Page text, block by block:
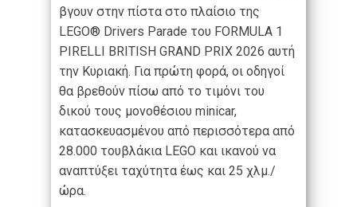
βγουν στην πίστα στο πλαίσιο της
LEGO® Drivers Parade του FORMULA 1
PIRELLI BRITISH GRAND PRIX 2026 αυτή
την Κυριακή. Για πρώτη φορά, οι οδηγοί
θα βρεθούν πίσω από το τιμόνι του
δικού τους μονοθέσιου minicar,
κατασκευασμένου από περισσότερα από
28.000 τουβλάκια LEGO και ικανού να
αναπτύξει ταχύτητα έως και 25 χλμ./
ώρα.